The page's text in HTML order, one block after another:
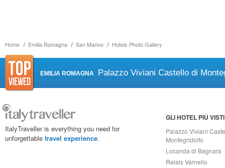
Home Emilia Romagna San Marino Hotels Photo Gallery
EMILIA ROMAGNA Palazzo Viviani Castello di
ItalyTraveller is everything you need for
unforgettable travel experience.
GLI HOTEL PIÙ VISTI
Palazzo Viviani
Montegridolfo
Locanda di Bagnara
Relais Varnello